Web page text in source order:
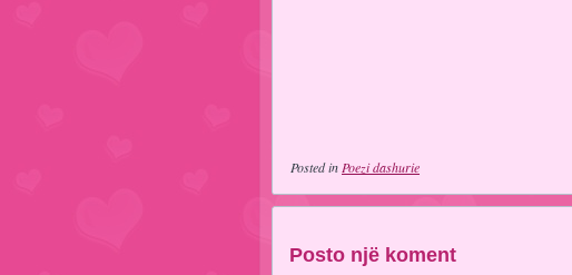
Posted in Poezi dashurie
Posto një koment